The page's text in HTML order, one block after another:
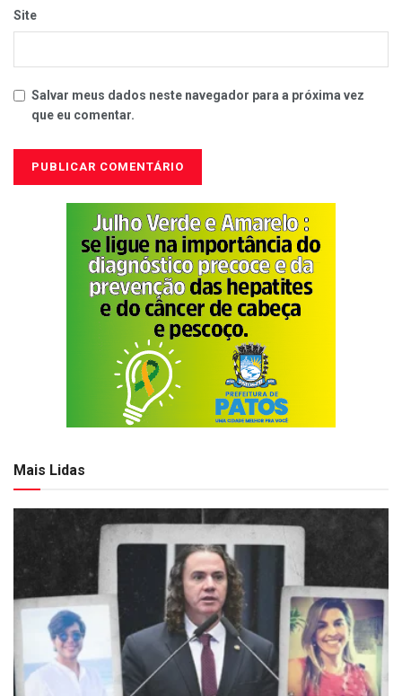
Site
Salvar meus dados neste navegador para a próxima vez
que eu comentar.
Mais Lidas